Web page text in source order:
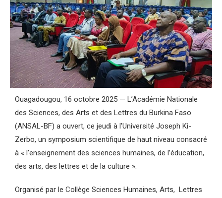
Ouagadougou, 16 octobre 2025 — L’Académie Nationale
des Sciences, des Arts et des Lettres du Burkina Faso
(ANSAL-BF) a ouvert, ce jeudi à l’Université Joseph Ki-
Zerbo, un symposium scientifique de haut niveau consacré
à « l’enseignement des sciences humaines, de l’éducation,
des arts, des lettres et de la culture ».
Organisé par le Collège Sciences Humaines, Arts, Lettres